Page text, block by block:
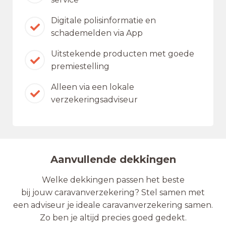
Digitale polisinformatie en
schademelden via App
Uitstekende producten met goede
premiestelling
Alleen via een lokale
verzekeringsadviseur
Aanvullende dekkingen
Welke dekkingen passen het beste
bij jouw caravanverzekering? Stel samen met
een adviseur je ideale caravanverzekering samen.
Zo ben je altijd precies goed gedekt.